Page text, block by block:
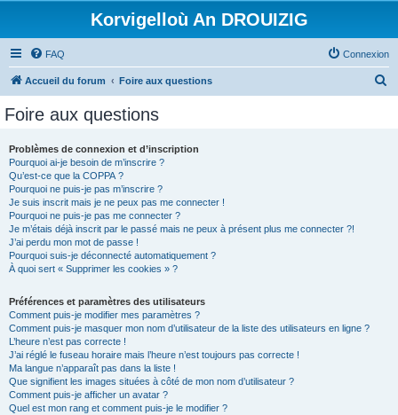
Korvigelloù An DROUIZIG
FAQ Connexion
Accueil du forum Foire aux questions
Foire aux questions
Problèmes de connexion et d’inscription
Pourquoi ai-je besoin de m’inscrire ?
Qu’est-ce que la COPPA ?
Pourquoi ne puis-je pas m’inscrire ?
Je suis inscrit mais je ne peux pas me connecter !
Pourquoi ne puis-je pas me connecter ?
Je m’étais déjà inscrit par le passé mais ne peux à présent plus me connecter ?!
J’ai perdu mon mot de passe !
Pourquoi suis-je déconnecté automatiquement ?
À quoi sert « Supprimer les cookies » ?
Préférences et paramètres des utilisateurs
Comment puis-je modifier mes paramètres ?
Comment puis-je masquer mon nom d’utilisateur de la liste des utilisateurs en ligne ?
L’heure n’est pas correcte !
J’ai réglé le fuseau horaire mais l’heure n’est toujours pas correcte !
Ma langue n’apparaît pas dans la liste !
Que signifient les images situées à côté de mon nom d’utilisateur ?
Comment puis-je afficher un avatar ?
Quel est mon rang et comment puis-je le modifier ?